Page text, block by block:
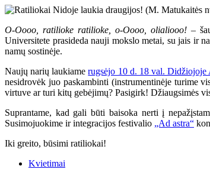
O-Oooo, ratilioke ratilioke, o-Oooo, olialiooo! –
Universitete prasideda nauji mokslo metai, su jais ir
namų sostinėje.
Naujų narių laukiamerugsėjo 10 d. 18 val. Didžiojoje
nesidrovėk juo paskambinti (instrumentinėje turime
virtuve ar turi kitų gebėjimų? Pasigirk! Džiaugsimės
Suprantame, kad gali būti baisoka nerti į
Susimojuokime ir integracijos festivalio „Ad astra“
Iki greito, būsimi ratiliokai!
Kvietimai